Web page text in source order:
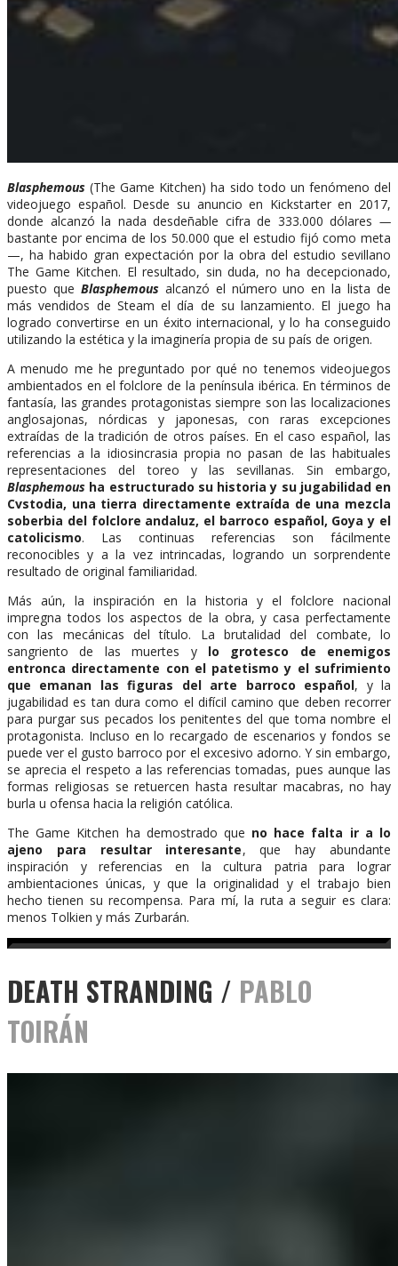
Blasphemous(The Game Kitchen) ha sido todo un fenómeno del
videojuego español. Desde su anuncio en Kickstarter en 2017,
donde alcanzó la nada desdeñable cifra de 333.000 dólares —
bastante por encima de los 50.000 que el estudio fijó como meta
—, ha habido gran expectación por la obra del estudio sevillano
The Game Kitchen. El resultado, sin duda, no ha decepcionado,
puesto que Blasphemous alcanzó el número uno en la lista de
más vendidos de Steam el día de su lanzamiento. El juego ha
logrado convertirse en un éxito internacional, y lo ha conseguido
utilizando la estética y la imaginería propia de su país de origen.
A menudo me he preguntado por qué no tenemos videojuegos
ambientados en el folclore de la península ibérica. En términos de
fantasía, las grandes protagonistas siempre son las localizaciones
anglosajonas, nórdicas y japonesas, con raras excepciones
extraídas de la tradición de otros países. En el caso español, las
referencias a la idiosincrasia propia no pasan de las habituales
representaciones del toreo y las sevillanas. Sin embargo,
Blasphemous ha estructurado su historia y su jugabilidad en
Cvstodia, una tierra directamente extraída de una mezcla
soberbia del folclore andaluz, el barroco español, Goya y el
catolicismo. Las continuas referencias son fácilmente
reconocibles y a la vez intrincadas, logrando un sorprendente
resultado de original familiaridad.
Más aún, la inspiración en la historia y el folclore nacional
impregna todos los aspectos de la obra, y casa perfectamente
con las mecánicas del título. La brutalidad del combate, lo
sangriento de las muertes y lo grotesco de enemigos
entronca directamente con el patetismo y el sufrimiento
que emanan las figuras del arte barroco español, y la
jugabilidad es tan dura como el difícil camino que deben recorrer
para purgar sus pecados los penitentes del que toma nombre el
protagonista. Incluso en lo recargado de escenarios y fondos se
puede ver el gusto barroco por el excesivo adorno. Y sin embargo,
se aprecia el respeto a las referencias tomadas, pues aunque las
formas religiosas se retuercen hasta resultar macabras, no hay
burla u ofensa hacia la religión católica.
The Game Kitchen ha demostrado que no hace falta ir a lo
ajeno para resultar interesante, que hay abundante
inspiración y referencias en la cultura patria para lograr
ambientaciones únicas, y que la originalidad y el trabajo bien
hecho tienen su recompensa. Para mí, la ruta a seguir es clara:
menos Tolkien y más Zurbarán.
DEATH STRANDING / PABLO
TOIRÁN